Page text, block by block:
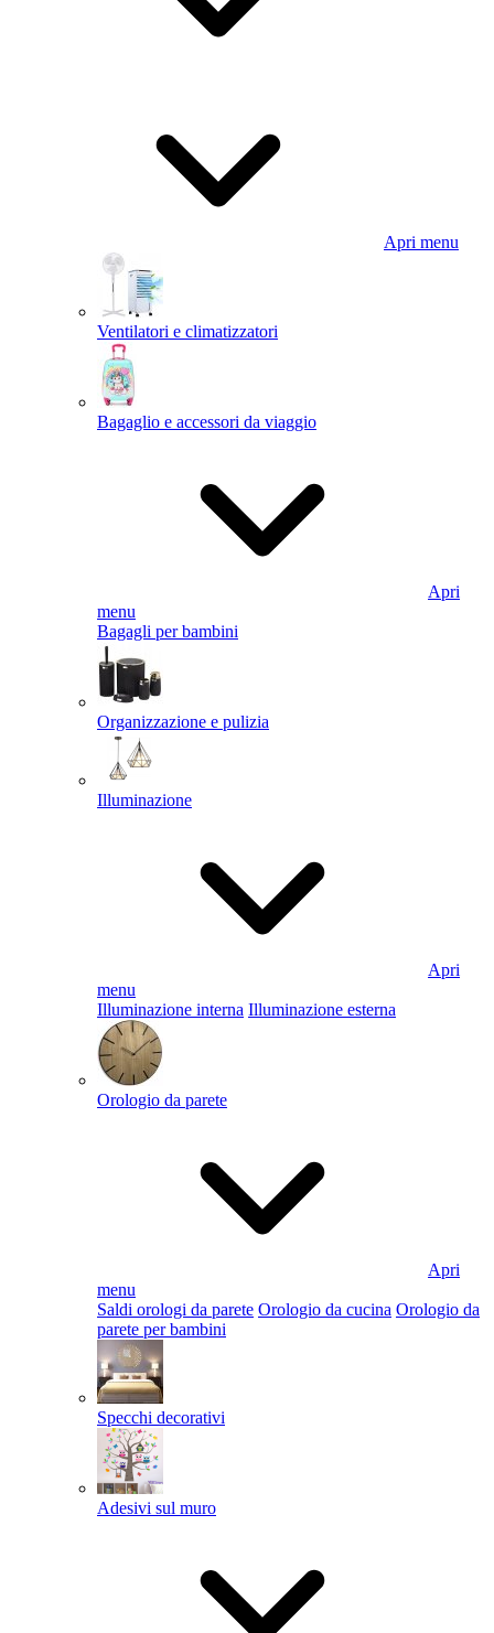
Apri menu
Ventilatori e climatizzatori
Bagaglio e accessori da viaggio
Apri
menu
Bagagli per bambini
Organizzazione e pulizia
Illuminazione
Apri
menu
Illuminazione interna Illuminazione esterna
Orologio da parete
Apri
menu
Saldi orologi da parete Orologio da cucina Orologio da
parete per bambini
Specchi decorativi
Adesivi sul muro